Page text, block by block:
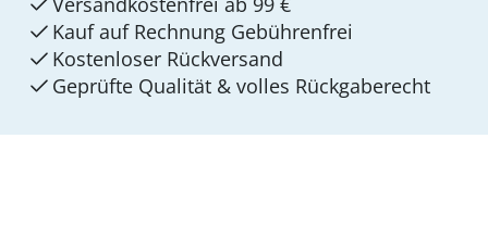
Kauf auf Rechnung Gebührenfrei
Kostenloser Rückversand
Geprüfte Qualität & volles Rückgaberecht